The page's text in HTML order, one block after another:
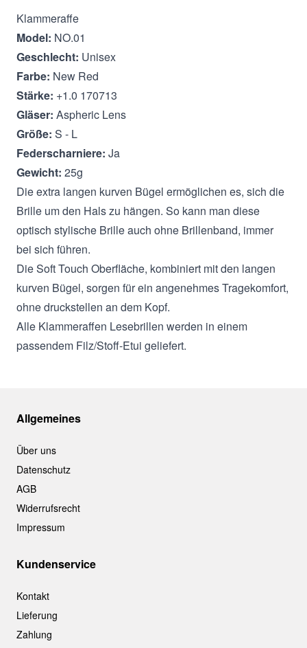
Klammeraffe
Model: NO.01
Geschlecht: Unisex
Farbe: New Red
Stärke: +1.0 170713
Gläser: Aspheric Lens
Größe: S - L
Federscharniere: Ja
Gewicht: 25g
Die extra langen kurven Bügel ermöglichen es, sich die
Brille um den Hals zu hängen. So kann man diese
optisch stylische Brille auch ohne Brillenband, immer
bei sich führen.
Die Soft Touch Oberfläche, kombiniert mit den langen
kurven Bügel, sorgen für ein angenehmes Tragekomfort,
ohne druckstellen an dem Kopf.
Alle Klammeraffen Lesebrillen werden in einem
passendem Filz/Stoff-Etui geliefert.
Allgemeines
Über uns
Datenschutz
AGB
Widerrufsrecht
Impressum
Kundenservice
Kontakt
Lieferung
Zahlung